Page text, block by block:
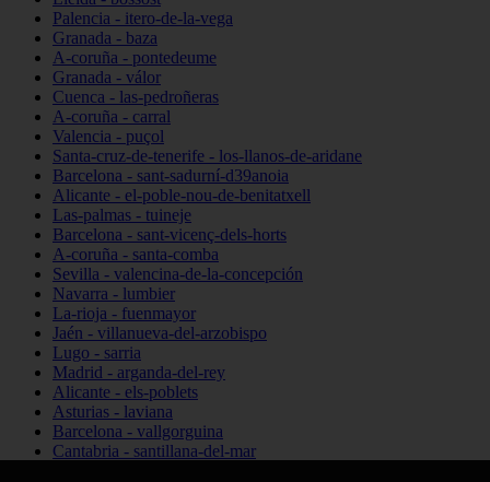
Palencia - itero-de-la-vega
Granada - baza
A-coruña - pontedeume
Granada - válor
Cuenca - las-pedroñeras
A-coruña - carral
Valencia - puçol
Santa-cruz-de-tenerife - los-llanos-de-aridane
Barcelona - sant-sadurní-d39anoia
Alicante - el-poble-nou-de-benitatxell
Las-palmas - tuineje
Barcelona - sant-vicenç-dels-horts
A-coruña - santa-comba
Sevilla - valencina-de-la-concepción
Navarra - lumbier
La-rioja - fuenmayor
Jaén - villanueva-del-arzobispo
Lugo - sarria
Madrid - arganda-del-rey
Alicante - els-poblets
Asturias - laviana
Barcelona - vallgorguina
Cantabria - santillana-del-mar